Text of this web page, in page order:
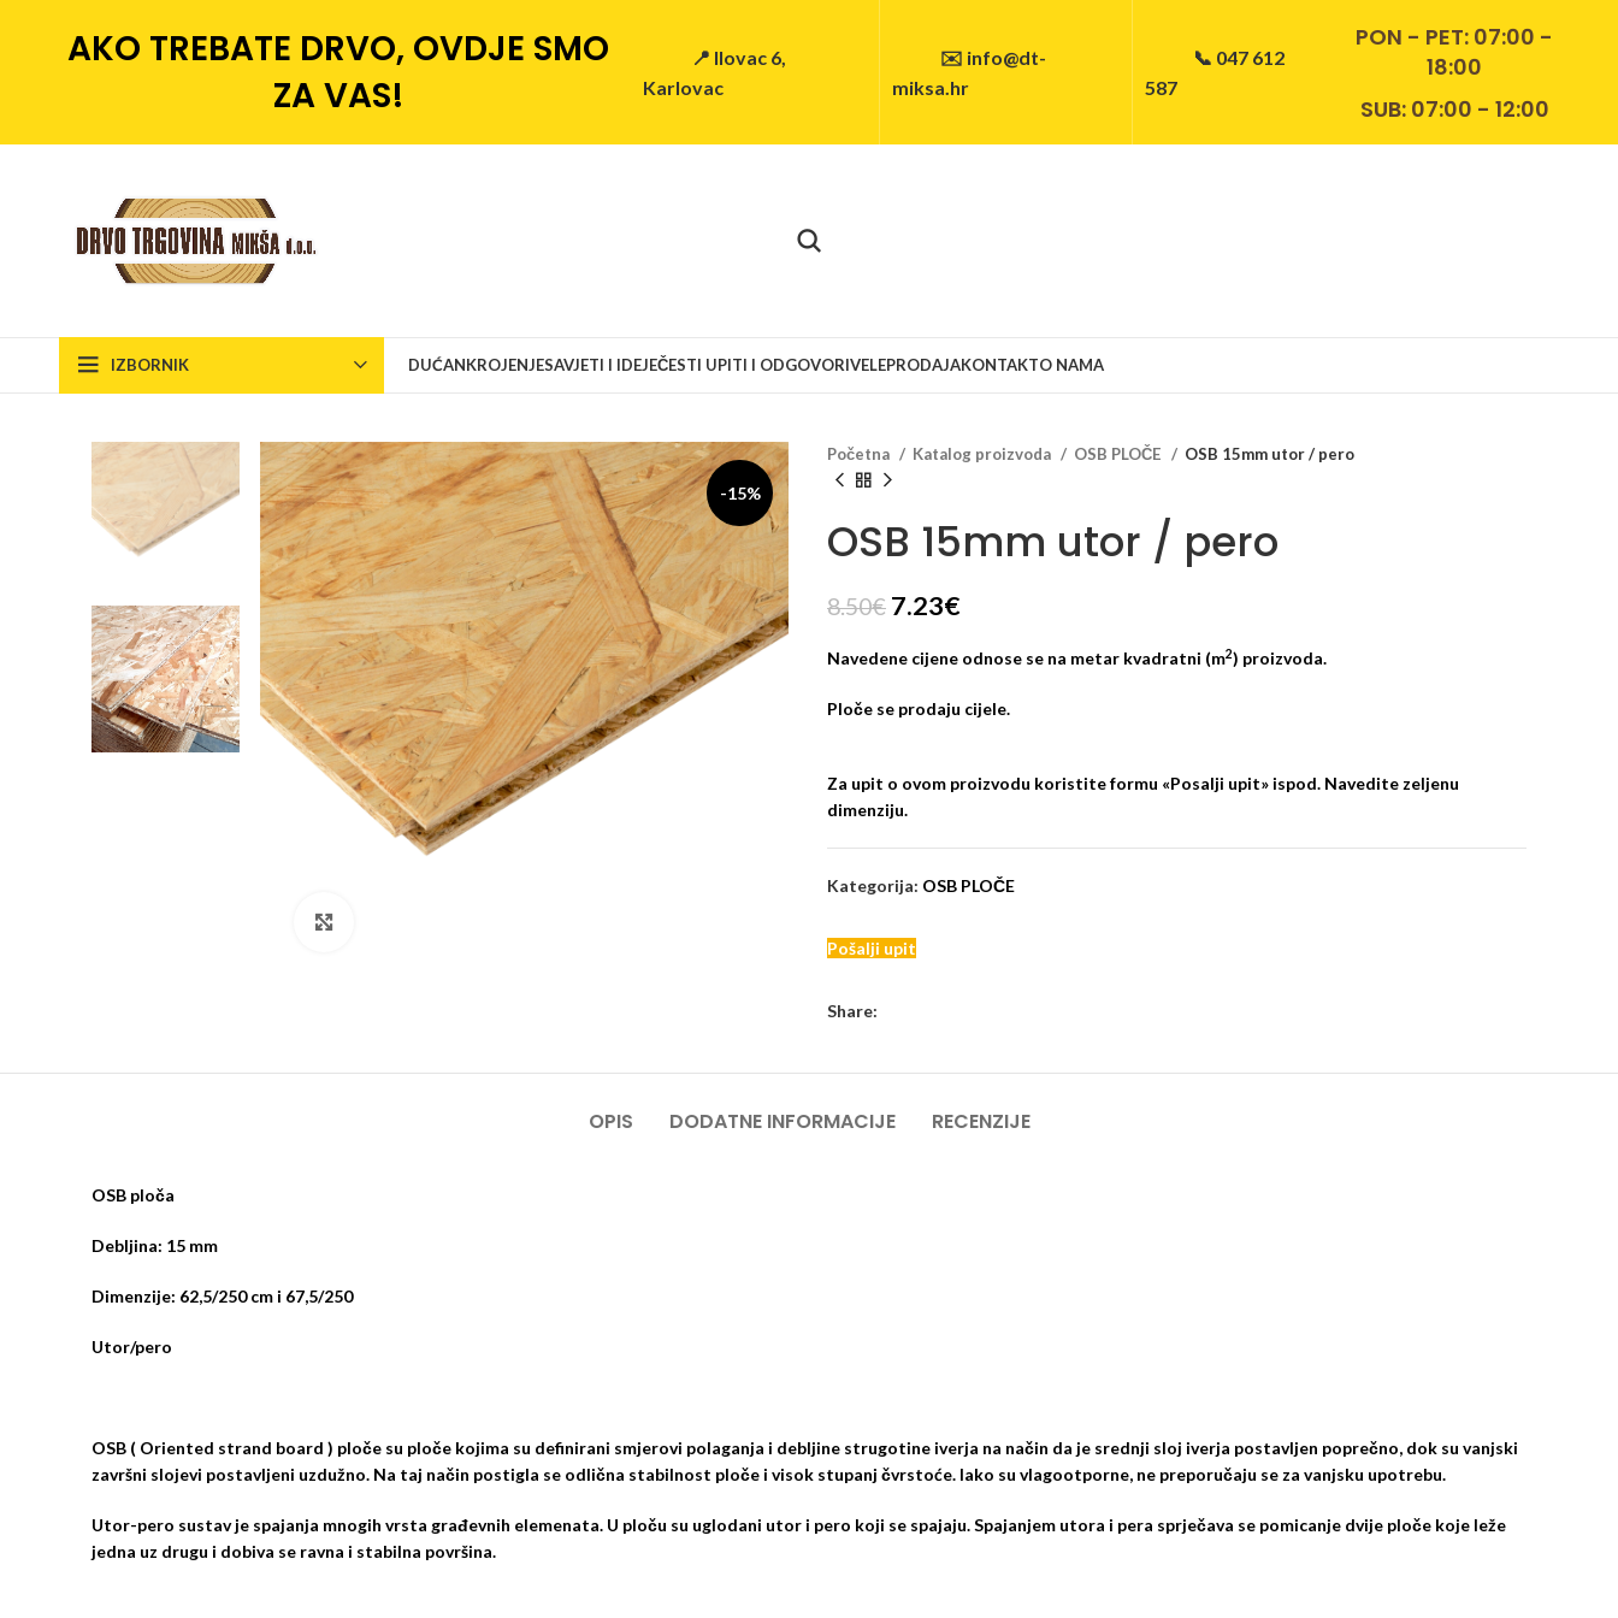
AKO TREBATE DRVO, OVDJE SMO
ZA VAS!
📍 Ilovac 6,
Karlovac
✉️ info@dt-
miksa.hr
📞 047 612
587
PON - PET: 07:00 -
18:00
SUB: 07:00 - 12:00
IZBORNIK DUĆANKROJENJESAVJETI I IDEJEČESTI UPITI I ODGOVORIVELEPRODAJAKONTAKTO NAMA
-15%
Početna Katalog proizvoda OSB PLOČE OSB 15mm utor / pero
OSB 15mm utor / pero
8.50€ 7.23€
Navedene cijene odnose se na metar kvadratni (m2) proizvoda.
Ploče se prodaju cijele.
Za upit o ovom proizvodu koristite formu «Posalji upit» ispod. Navedite zeljenu
dimenziju.
Kategorija: OSB PLOČE
Pošalji upit
Share:
OPIS DODATNE INFORMACIJE RECENZIJE
OSB ploča
Debljina: 15 mm
Dimenzije: 62,5/250 cm i 67,5/250
Utor/pero
OSB ( Oriented strand board ) ploče su ploče kojima su definirani smjerovi polaganja i debljine strugotine iverja na način da je srednji sloj iverja postavljen poprečno, dok su vanjski
završni slojevi postavljeni uzdužno. Na taj način postigla se odlična stabilnost ploče i visok stupanj čvrstoće. Iako su vlagootporne, ne preporučaju se za vanjsku upotrebu.
Utor-pero sustav je spajanja mnogih vrsta građevnih elemenata. U ploču su uglodani utor i pero koji se spajaju. Spajanjem utora i pera sprječava se pomicanje dvije ploče koje leže
jedna uz drugu i dobiva se ravna i stabilna površina.